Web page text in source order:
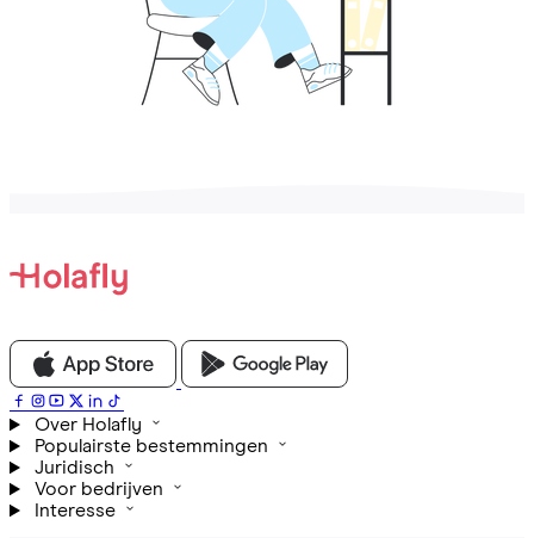
Over Holafly
Populairste bestemmingen
Juridisch
Voor bedrijven
Interesse